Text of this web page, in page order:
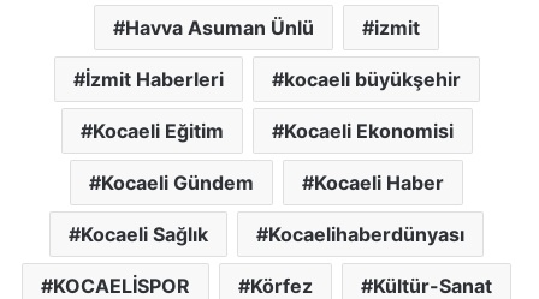
Havva Asuman Ünlü izmit
İzmit Haberleri kocaeli büyükşehir
Kocaeli Eğitim Kocaeli Ekonomisi
Kocaeli Gündem Kocaeli Haber
Kocaeli Sağlık Kocaelihaberdünyası
KOCAELİSPOR Körfez Kültür-Sanat